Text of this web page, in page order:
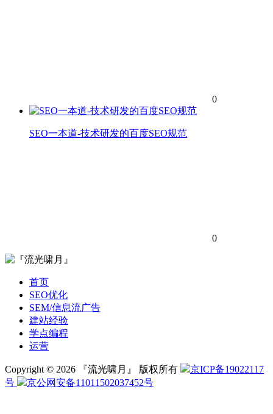
0
SEO一本道-技术研发的百度SEO规范
0
首页
SEO优化
SEM/信息流广告
建站经验
学点编程
运营
Copyright © 2026 『流光啸月』 版权所有
京ICP备19022117
号
京公网安备11011502037452号